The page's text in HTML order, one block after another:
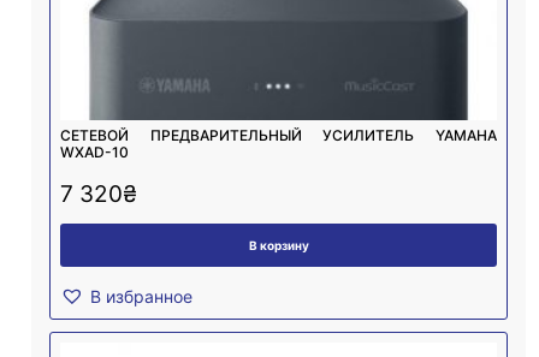
СЕТЕВОЙ ПРЕДВАРИТЕЛЬНЫЙ УСИЛИТЕЛЬ YAMAHA
WXAD-10
7 320₴
В корзину
В избранное